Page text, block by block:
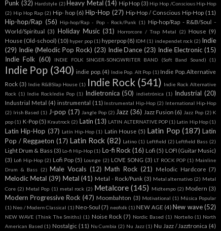
Punk (32) Hardstyle (2) Heavy Metal (14) Hip Hop (3) Hip Hop /Conscious Hip-Hop
(2) Hip Hop Rap (2) Hip- hop (6) Hip-Hop (27) Hip-Hop / Conscious Hip-Hop (11)
Hip-hop/Rap (56) Hip-hop/Rap - Pop - Rock/Punk (1) Hip-hop/Rap - R&B/Soul -
World/Spiritual (3) Holiday Music (31) Horrorcore / Trap Metal (2) House (9)
House (Old-school) (10) hyper pop (1) hyperpop (8) IDM (1) independet rock (2) Indie
(29) Indie (Melodic Pop Rock) (23) Indie Dance (23) Indie Electronic (15)
Indie Folk (60) INDIE FOLK SINGER-SONGWRITER BAND (Soft Band Sound) (1)
Indie Pop (340) indie pop. (4) Indie Pop. Alt Pop (1) Indie Pop. Alternative
Rock (3) Indie R&BSlap House (1) Indie Rock (541) Indie Rock Alternative
Rock (1) Indie RockIndie Pop (1) Indietronica (50) indietrónica (1) Industrial (20)
Industrial Metal (4) instrumental (11) Instrumental Hip-Hop (2) International Hip-Hop
(2) Irish Based (1) J-pop (17) Jangle Pop (2) Jazz (36) Jazz Fusion (6) Jazz Pop (2) K
pop (1) K-Pop (5) Krautrock (2) Latin (13) LATIN ALTERNATIVE POP (1) Latin Hip Hop (1)
Latin Hip-Hop (37) Latín Hip-Hop (1) Latin House (5) Latin Pop (187) Latin
Pop / Reggaeton (17) Latin Rock (82) Latino (1) Leftfield (2) Leftfield Bass (2)
Light Drum & Bass (3) Lo-fi Hip-Hop (1) Lo-fi Rock (16) Lofi (5) LOFI (Guitar Music)
(3) Lofi Hip-Hop (2) Lofi Pop (5) Lounge (2) LOVE SONG (3) LT ROCK POP (1) Mainline
Drum & Bass (2) Male Vocals (12) Math Rock (21) Melodic Hardcore (7)
Melodic Metal (39) Metal (41) Metal - Rock/Punk (3) Metal alternativo (2) Metal
Core (2) Metal Pop (1) metal rock (2) Metalcore (145) Midtempo (2) Modern (3)
Modern Progressive Rock (47) Moombahton (3) Motivational (1) Música Popular
(1) Neo / Modern Classical (1) Neo-Soul (7) neofolk (1) NEW AGE (4) New wave (52)
NEW WAVE (Think The Smiths) (1) Noise Rock (7) Nordic Based (1) Norteño (1) North
American Based (1) Nostalgic (11) Nu Cumbia (2) Nu Jazz (1) Nu Jazz / Jazztronica (4)